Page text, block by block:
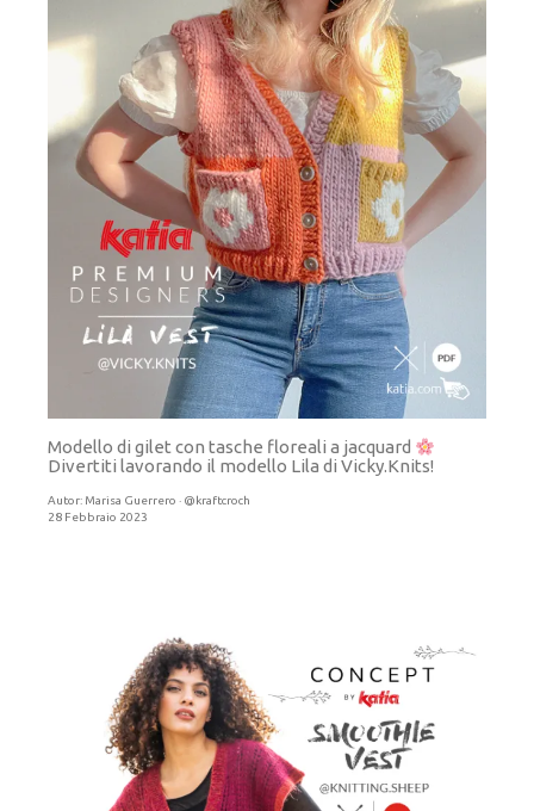
Modello di gilet con tasche floreali a jacquard
Divertiti lavorando il modello Lila di Vicky.Knits!
Autor: Marisa Guerrero · @kraftcroch
28 Febbraio 2023